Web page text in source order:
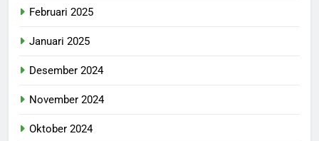
Februari 2025
Januari 2025
Desember 2024
November 2024
Oktober 2024